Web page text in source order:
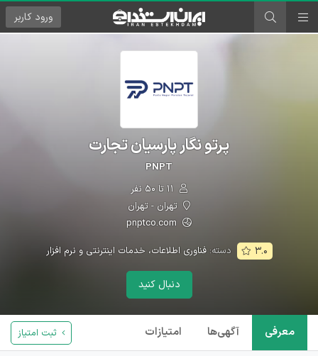
ورود کاربر
پرتو نگار پارسیان تجارت
PNPT
تهران - تهران
۳.۰ دسته:فناوری اطلاعات، خدمات اینترنتی و نرم افزار
دنبال کنید
معرفی آگهی‌ها امتیازات ثبت امتیاز